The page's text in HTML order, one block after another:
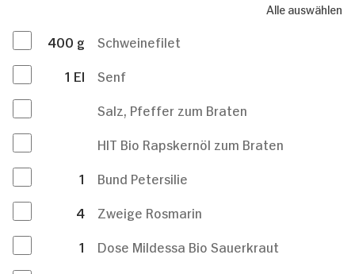
Alle auswählen
400 g
Schweinefilet
1 El
Senf
Salz, Pfeffer zum Braten
HIT Bio Rapskernöl zum Braten
1
Bund Petersilie
4
Zweige Rosmarin
1
Dose Mildessa Bio Sauerkraut